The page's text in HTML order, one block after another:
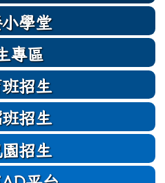
學堂
專區
招生
招生
招生